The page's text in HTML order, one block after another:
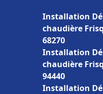
Installation
chaudière
68270
Installation
chaudière
94440
Installation